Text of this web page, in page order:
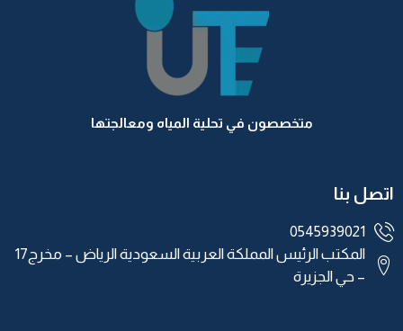
متخصصون في تحلية المياه ومعالجتها
اتصل بنا
0545939021
المكتب الرئيس المملكة العربية السعودية الرياض – مخرج17
– حي الجزيرة